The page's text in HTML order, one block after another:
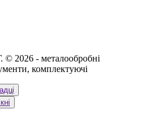
- металообробні
комплектуючі